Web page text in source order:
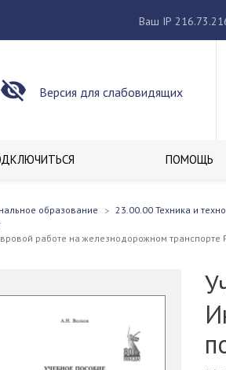
Ваш IP
Версия для слабовидящих
ПОМОЩЬ
образование 23.00.00 Техника и
работе на железнодорожном